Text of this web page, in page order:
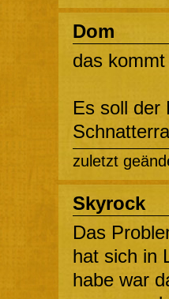
Dom
das
Es soll der
zuletzt
Skyrock
Das
hat sich in
habe war